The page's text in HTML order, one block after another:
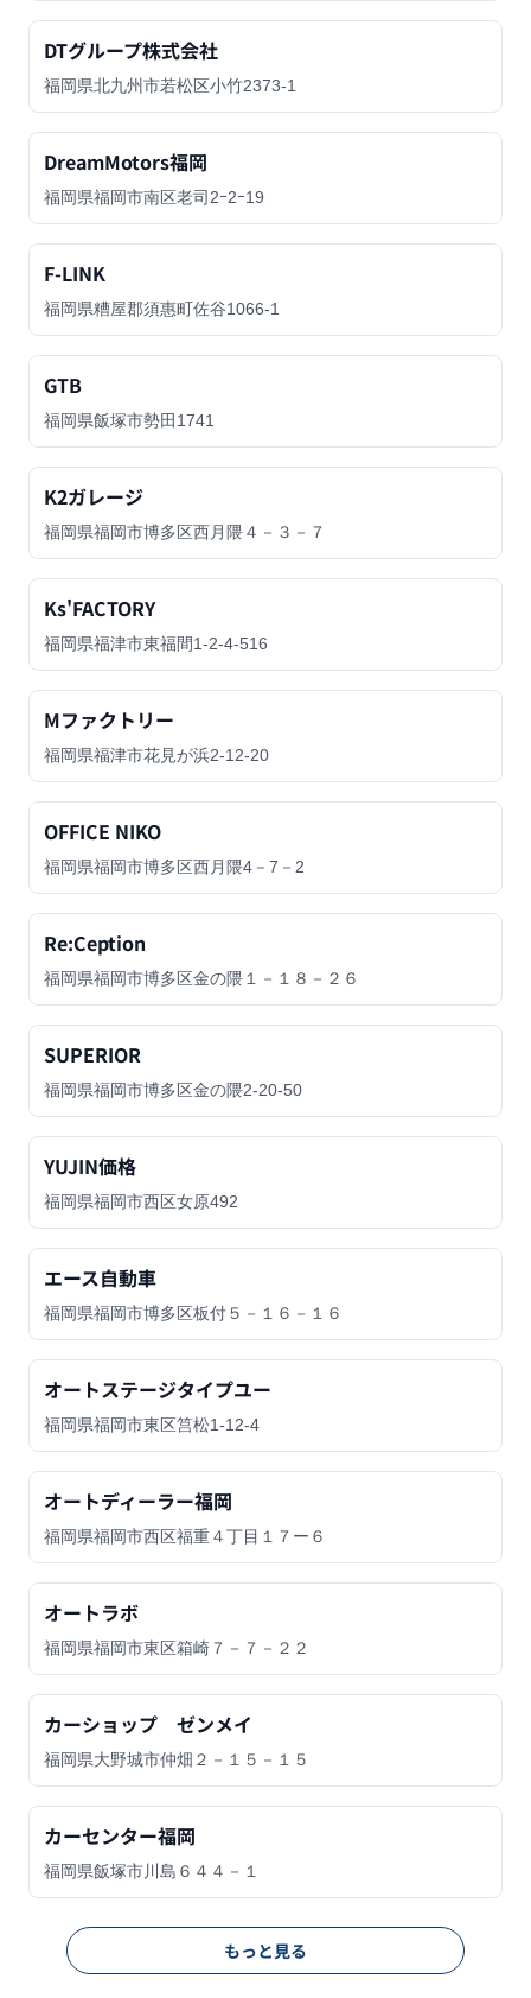
DTグループ株式会社
福岡県北九州市若松区小竹2373-1
DreamMotors福岡
福岡県福岡市南区老司2ｰ2ｰ19
F-LINK
福岡県糟屋郡須惠町佐谷1066-1
GTB
福岡県飯塚市勢田1741
K2ガレージ
福岡県福岡市博多区西月隈４－３－７
Ks'FACTORY
福岡県福津市東福間1-2-4-516
Mファクトリー
福岡県福津市花見が浜2-12-20
OFFICE NIKO
福岡県福岡市博多区西月隈4－7－2
Re:Ception
福岡県福岡市博多区金の隈１－１８－２６
SUPERIOR
福岡県福岡市博多区金の隈2-20-50
YUJIN価格
福岡県福岡市西区女原492
エース自動車
福岡県福岡市博多区板付５－１６－１６
オートステージタイプユー
福岡県福岡市東区筥松1-12-4
オートディーラー福岡
福岡県福岡市西区福重４丁目１７ー６
オートラボ
福岡県福岡市東区箱崎７－７－２２
カーショップ ゼンメイ
福岡県大野城市仲畑２－１５－１５
カーセンター福岡
福岡県飯塚市川島６４４－１
もっと見る